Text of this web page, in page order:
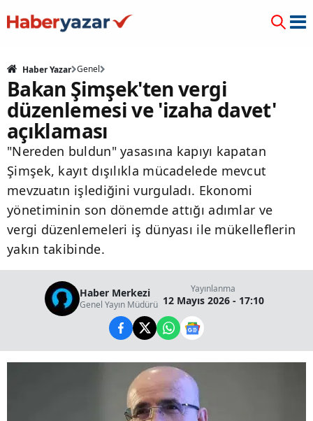
Haber Yazar Genel
Bakan Şimşek'ten vergi
düzenlemesi ve 'izaha davet'
açıklaması
"Nereden buldun" yasasına kapıyı kapatan
Şimşek, kayıt dışılıkla mücadelede mevcut
mevzuatın işlediğini vurguladı. Ekonomi
yönetiminin son dönemde attığı adımlar ve
vergi düzenlemeleri iş dünyası ile mükelleflerin
yakın takibinde.
Haber Merkezi
Genel Yayın Müdürü
Yayınlanma
12 Mayıs 2026 - 17:10